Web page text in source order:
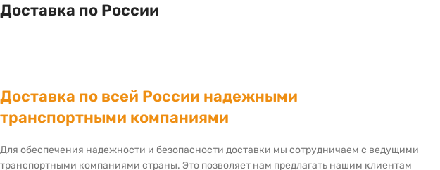
Доставка по России
Доставка по всей России надежными
транспортными компаниями
Для обеспечения надежности и безопасности доставки мы сотрудничаем с ведущими
транспортными компаниями страны. Это позволяет нам предлагать нашим клиентам